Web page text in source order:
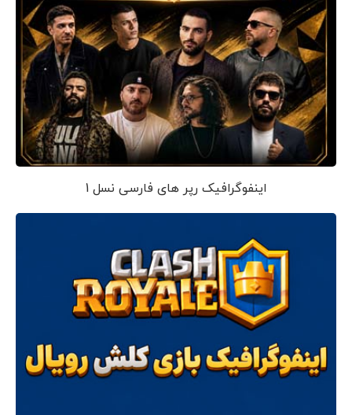
اینفوگرافیک رپر های فارسی نسل 1